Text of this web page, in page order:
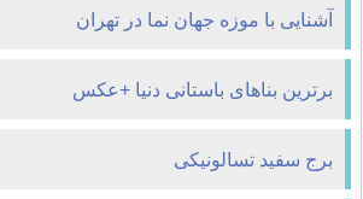
آشنایی با موزه جهان نما در تهران
برترین بناهای باستانی دنیا +عکس
برج سفید تسالونیکی